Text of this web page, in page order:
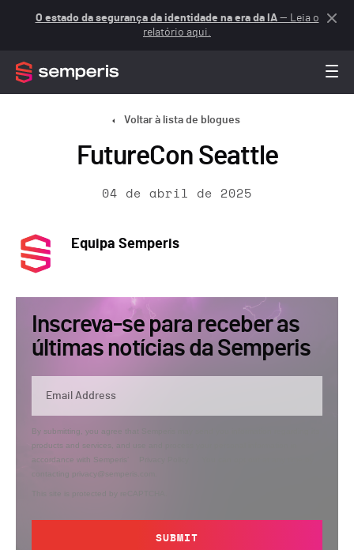
O estado da segurança da identidade na era da IA— Leia o
relatório aqui.
Voltar à lista de blogues
FutureCon Seattle
04 de abril de 2025
Equipa Semperis
Inscreva-se para receber as
últimas notícias da Semperis
By submitting, you agree that Semperis may send you information regarding its
products and services, and use and process your personal information in
accordance with Semperis’
contacting privacy@semperis.com.
This site is protected by reCAPTCHA.
SUBMIT